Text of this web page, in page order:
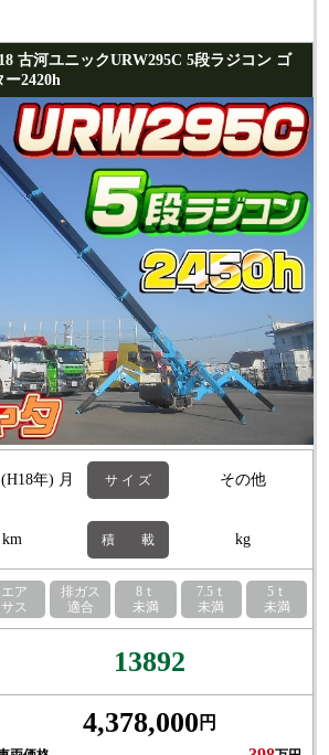
古河ユニックURW295C 5段ラジコン ゴ
2420h
年) 月 サ イ ズ その他
km 積 載 kg
エア
サス
排ガス
適合
8ｔ
未満
7.5ｔ
未満
5ｔ
未満
13892
4,378,000 円